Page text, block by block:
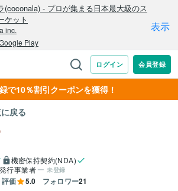
で10％割引クーポンを獲得！
戻る
機密保持契約(NDA)
行事業者
未登録
評価 5.0 フォロワー21